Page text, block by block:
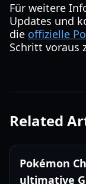
Für weitere
Updates und
die offizielle
Schritt voraus
Related
Pokémon
ultimative